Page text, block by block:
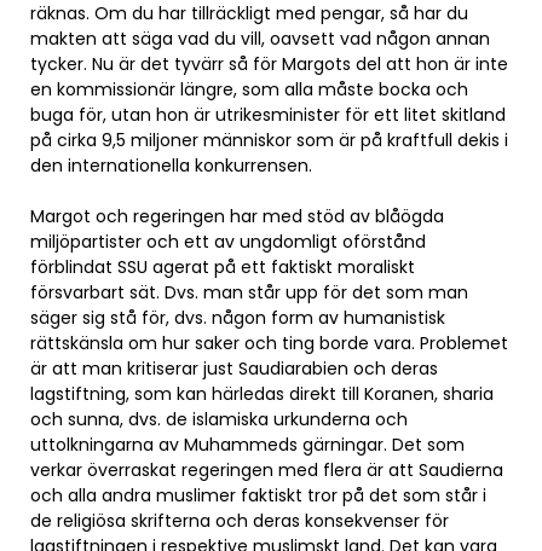
räknas. Om du har tillräckligt med pengar, så har du
makten att säga vad du vill, oavsett vad någon annan
tycker. Nu är det tyvärr så för Margots del att hon är inte
en kommissionär längre, som alla måste bocka och
buga för, utan hon är utrikesminister för ett litet skitland
på cirka 9,5 miljoner människor som är på kraftfull dekis i
den internationella konkurrensen.
Margot och regeringen har med stöd av blåögda
miljöpartister och ett av ungdomligt oförstånd
förblindat SSU agerat på ett faktiskt moraliskt
försvarbart sät. Dvs. man står upp för det som man
säger sig stå för, dvs. någon form av humanistisk
rättskänsla om hur saker och ting borde vara. Problemet
är att man kritiserar just Saudiarabien och deras
lagstiftning, som kan härledas direkt till Koranen, sharia
och sunna, dvs. de islamiska urkunderna och
uttolkningarna av Muhammeds gärningar. Det som
verkar överraskat regeringen med flera är att Saudierna
och alla andra muslimer faktiskt tror på det som står i
de religiösa skrifterna och deras konsekvenser för
lagstiftningen i respektive muslimskt land. Det kan vara